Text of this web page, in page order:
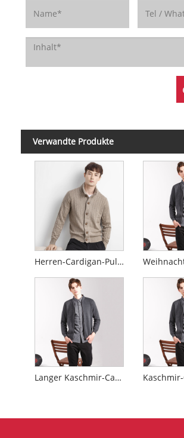
Verwandte Produkte
Herren-Cardigan-Pullover aus Kaschmir
Langer Kaschmir-Cardigan